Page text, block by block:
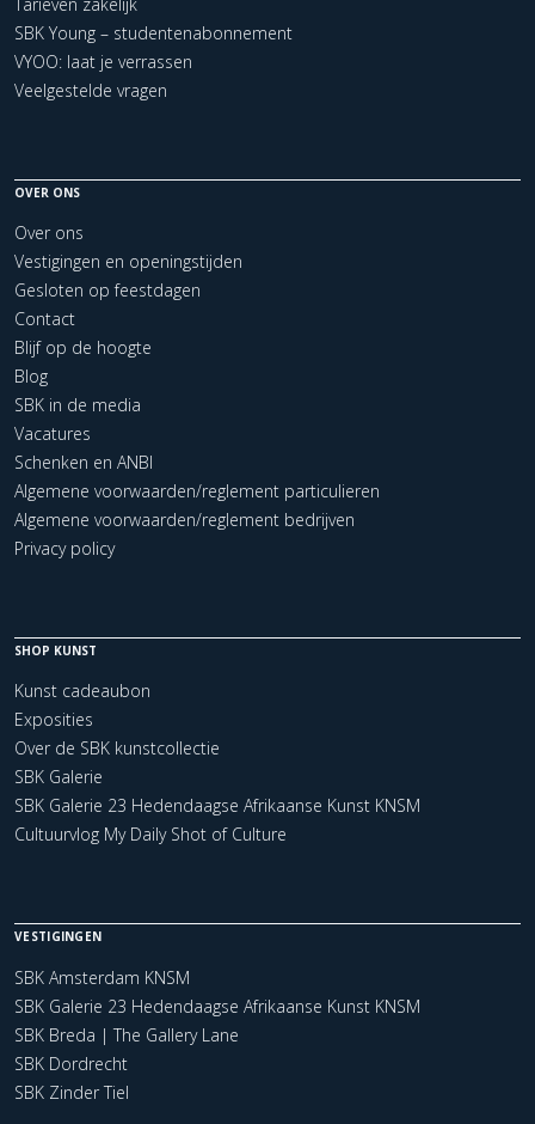
SBK Young – studentenabonnement
VYOO: laat je verrassen
Veelgestelde vragen
OVER ONS
Over ons
Vestigingen en openingstijden
Gesloten op feestdagen
Contact
Blijf op de hoogte
Blog
SBK in de media
Vacatures
Schenken en ANBI
Algemene voorwaarden/reglement particulieren
Algemene voorwaarden/reglement bedrijven
Privacy policy
SHOP KUNST
Kunst cadeaubon
Exposities
Over de SBK kunstcollectie
SBK Galerie
SBK Galerie 23 Hedendaagse Afrikaanse Kunst KNSM
Cultuurvlog My Daily Shot of Culture
VESTIGINGEN
SBK Amsterdam KNSM
SBK Galerie 23 Hedendaagse Afrikaanse Kunst KNSM
SBK Breda | The Gallery Lane
SBK Dordrecht
SBK Zinder Tiel